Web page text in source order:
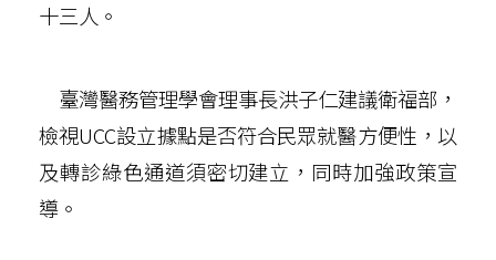
十三人。
臺灣醫務管理學會理事長洪子仁建議衛福部，
檢視UCC設立據點是否符合民眾就醫方便性，以
及轉診綠色通道須密切建立，同時加強政策宣
導。